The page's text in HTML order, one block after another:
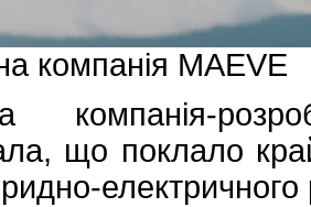
компанія MAEVE
компанія-
що поклало
електричного